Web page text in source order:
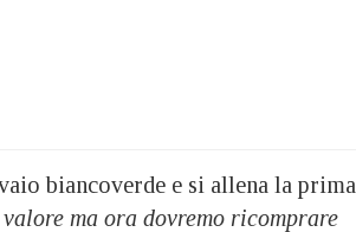
biancoverde e si allena la prima
ma ora dovremo ricomprare